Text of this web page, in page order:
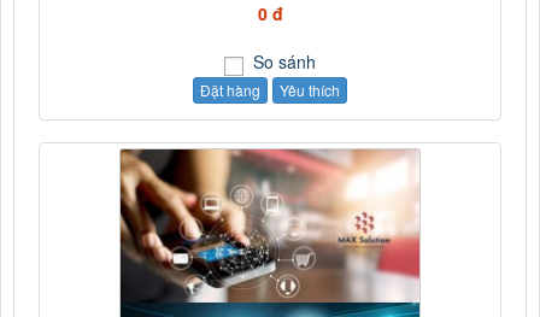
0 đ
So sánh
Đặt hàng Yêu thích